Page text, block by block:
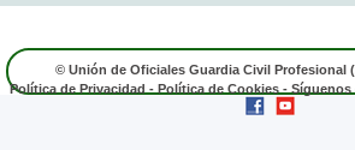
© Unión de Oficiales Guardia Civil Profesional
Política de Privacidad-Política de Cookies- Síguenos